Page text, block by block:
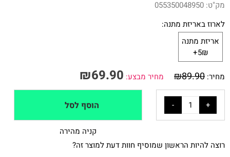
מק"ט: 055350048950
לארוז באריזת מתנה:
אריזת מתנה
5₪+
מחיר: ₪89.90 מחיר מבצע: ₪69.90
הוסף לסל
קניה מהירה
רוצה להיות הראשון שמוסיף חוות דעת למוצר זה?